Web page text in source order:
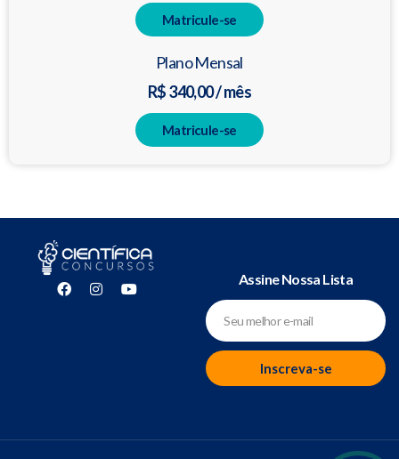
Matricule-se
Plano Mensal
R$ 340,00 / mês
Matricule-se
Assine Nossa Lista
Inscreva-se